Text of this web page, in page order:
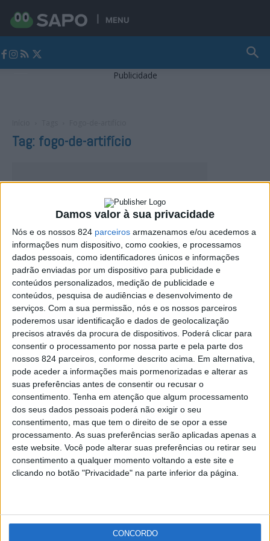
Damos valor à sua privacidade
Nós e os nossos 824 parceiros armazenamos e/ou acedemos a
informações num dispositivo, como cookies, e processamos
dados pessoais, como identificadores únicos e informações
padrão enviadas por um dispositivo para publicidade e
conteúdos personalizados, medição de publicidade e
conteúdos, pesquisa de audiências e desenvolvimento de
serviços. Com a sua permissão, nós e os nossos parceiros
poderemos usar identificação e dados de geolocalização
precisos através da procura de dispositivos. Poderá clicar para
consentir o processamento por nossa parte e pela parte dos
nossos 824 parceiros, conforme descrito acima. Em alternativa,
pode aceder a informações mais pormenorizadas e alterar as
suas preferências antes de consentir ou recusar o
consentimento. Tenha em atenção que algum processamento
dos seus dados pessoais poderá não exigir o seu
consentimento, mas que tem o direito de se opor a esse
processamento. As suas preferências serão aplicadas apenas a
este website. Você pode alterar suas preferências ou retirar seu
consentimento a qualquer momento voltando a este site e
clicando no botão "Privacidade" na parte inferior da página.
CONCORDO
MENU
Publicidade
Tag: fogo-de-artifício
Portalegre assinala passagem de ano com fogo-de-
artifício
Redacção - 30 de Dezembro, 2021
Publicidade
Publicidade
RSS X